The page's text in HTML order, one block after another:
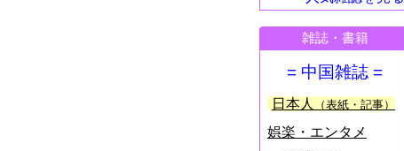
雑誌・書籍
= 中国雑誌 =
日本人 （表紙・記事）
娯楽・エンタメ